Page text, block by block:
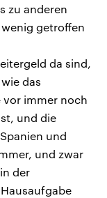
zu anderen
getroffen
da sind,
das
vor immer noch
und die
und
und zwar
der